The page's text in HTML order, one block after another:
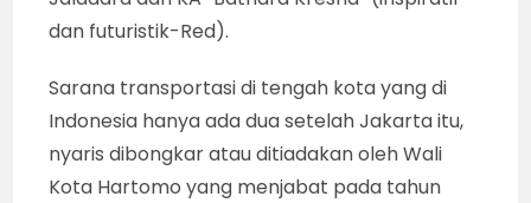
dan futuristik-Red).
Sarana transportasi di tengah kota yang di
Indonesia hanya ada dua setelah Jakarta itu,
nyaris dibongkar atau ditiadakan oleh Wali
Kota Hartomo yang menjabat pada tahun